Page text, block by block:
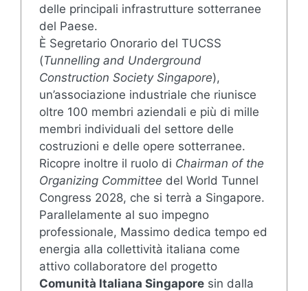
delle principali infrastrutture sotterranee
del Paese.
È Segretario Onorario del TUCSS
(Tunnelling and Underground
Construction Society Singapore),
un’associazione industriale che riunisce
oltre 100 membri aziendali e più di mille
membri individuali del settore delle
costruzioni e delle opere sotterranee.
Ricopre inoltre il ruolo di Chairman of the
Organizing Committee del World Tunnel
Congress 2028, che si terrà a Singapore.
Parallelamente al suo impegno
professionale, Massimo dedica tempo ed
energia alla collettività italiana come
attivo collaboratore del progetto
Comunità Italiana Singaporesin dalla